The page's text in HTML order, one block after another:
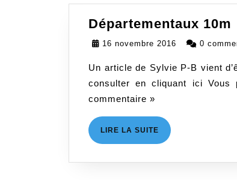
Départementaux 10m
16 novembre 2016
16
2016
0
Un article de Sylvie P-B vient
consulter en cliquant ici Vous
commentaire »
LIRE LA SUITE LIRE
LA